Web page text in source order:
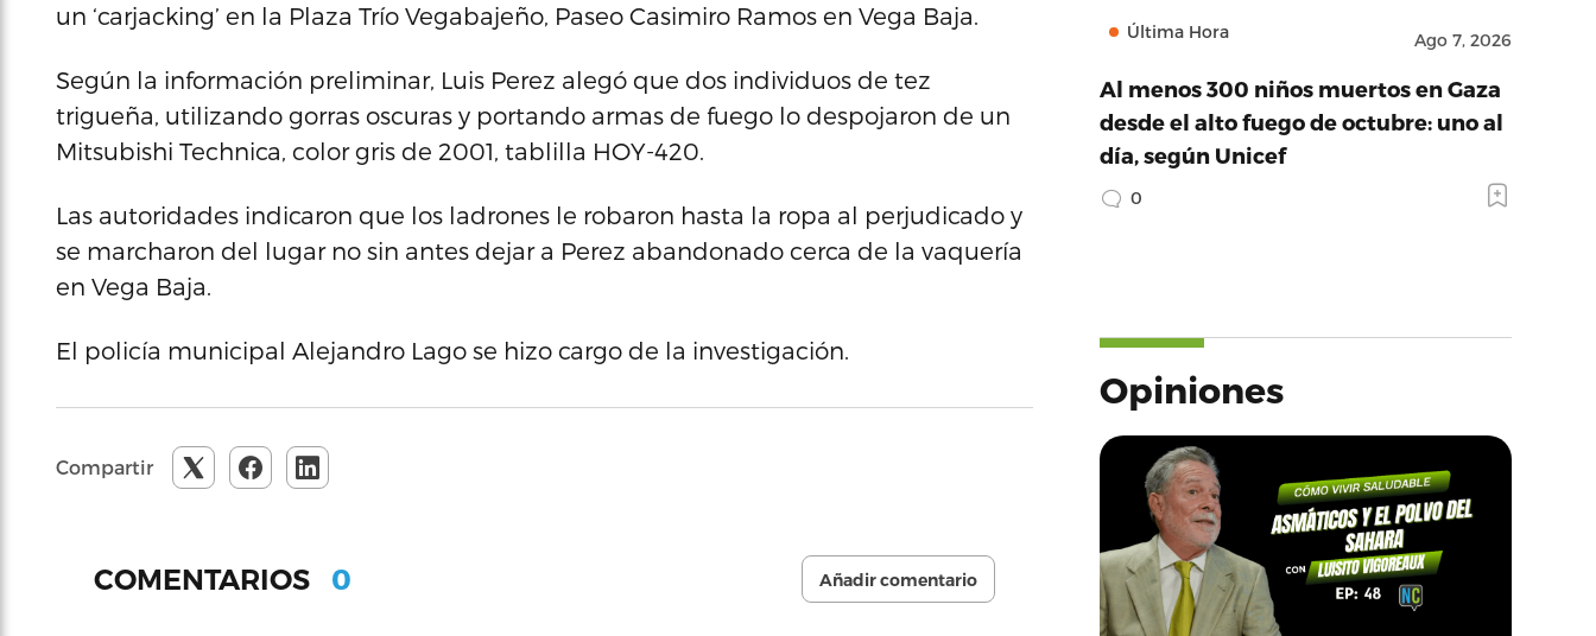
un ‘carjacking’ en la Plaza Trío Vegabajeño, Paseo Casimiro Ramos en Vega Baja.
Según la información preliminar, Luis Perez alegó que dos individuos de tez
trigueña, utilizando gorras oscuras y portando armas de fuego lo despojaron de un
Mitsubishi Technica, color gris de 2001, tablilla HOY-420.
Las autoridades indicaron que los ladrones le robaron hasta la ropa al perjudicado y
se marcharon del lugar no sin antes dejar a Perez abandonado cerca de la vaquería
en Vega Baja.
El policía municipal Alejandro Lago se hizo cargo de la investigación.
Compartir
COMENTARIOS 0 Añadir comentario
Última Hora Ago 7, 2026
Al menos 300 niños muertos en Gaza
desde el alto fuego de octubre: uno al
día, según Unicef
0
Opiniones